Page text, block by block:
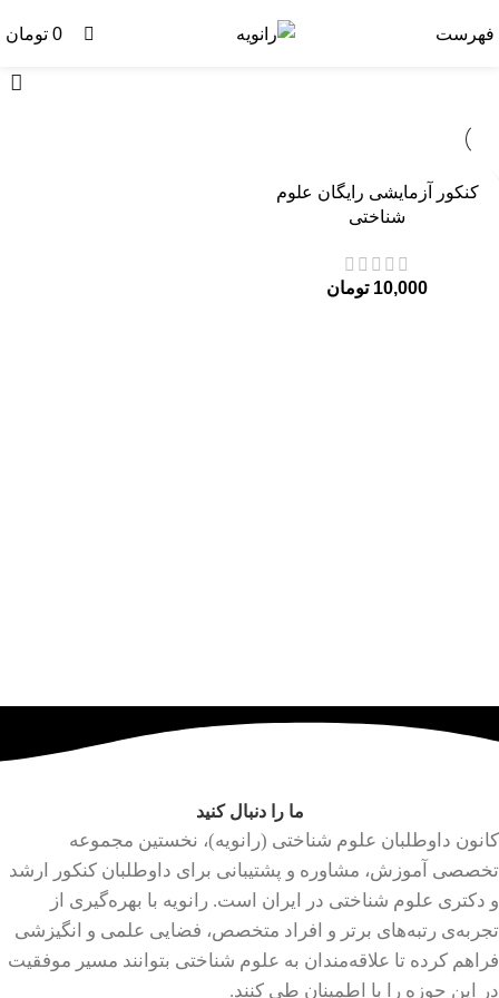
فهرست 0 تومان
کنکور آزمایشی رایگان علوم
شناختی
10,000 تومان
ما را دنبال کنید
کانون داوطلبان علوم شناختی (رانویه)، نخستین مجموعه
تخصصی آموزش، مشاوره و پشتیبانی برای داوطلبان کنکور ارشد
و دکتری علوم شناختی در ایران است. رانویه با بهره‌گیری از
تجربه‌ی رتبه‌های برتر و افراد متخصص، فضایی علمی و انگیزشی
فراهم کرده تا علاقه‌مندان به علوم شناختی بتوانند مسیر موفقیت
در این حوزه را با اطمینان طی کنند.